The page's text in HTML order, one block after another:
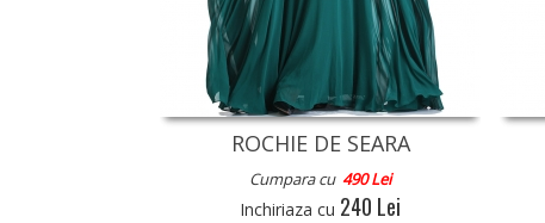
ROCHIE DE SEARA
Cumpara cu 490 Lei
Inchiriaza cu 240 Lei